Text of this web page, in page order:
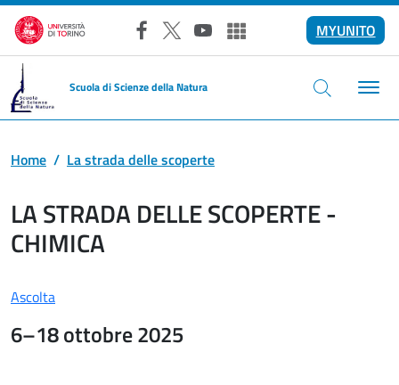
Salta al contenuto principale
Facebook
X YouTubeAltri social
MYUNITO
Scuola di Scienze della Natura
Home La strada delle scoperte
LA STRADA DELLE SCOPERTE -
CHIMICA
Ascolta
6–18 ottobre 2025